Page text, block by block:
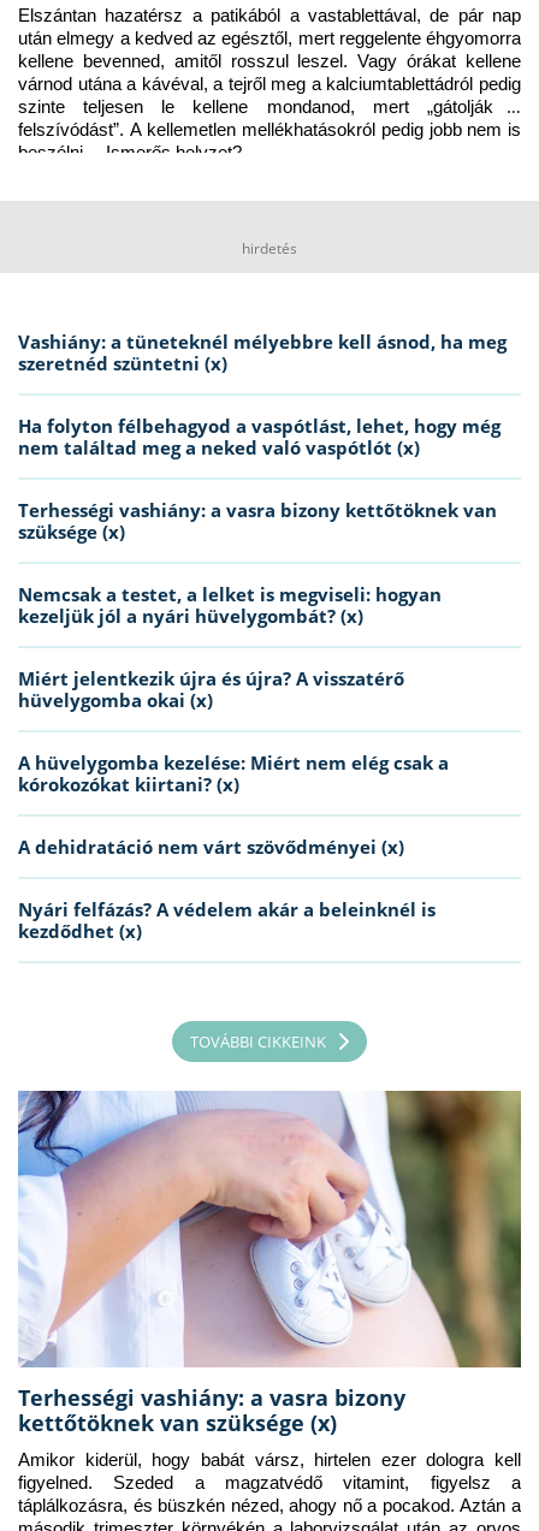
Elszántan hazatérsz a patikából a vastablettával, de pár nap
után elmegy a kedved az egésztől, mert reggelente éhgyomorra
kellene bevenned, amitől rosszul leszel. Vagy órákat kellene
várnod utána a kávéval, a tejről meg a kalciumtablettádról pedig
szinte teljesen le kellene mondanod, mert „gátolják a
felszívódást”. A kellemetlen mellékhatásokról pedig jobb nem is
beszélni… Ismerős helyzet?
hirdetés
Vashiány: a tüneteknél mélyebbre kell ásnod, ha meg
szeretnéd szüntetni (x)
Ha folyton félbehagyod a vaspótlást, lehet, hogy még
nem találtad meg a neked való vaspótlót (x)
Terhességi vashiány: a vasra bizony kettőtöknek van
szüksége (x)
Nemcsak a testet, a lelket is megviseli: hogyan
kezeljük jól a nyári hüvelygombát? (x)
Miért jelentkezik újra és újra? A visszatérő
hüvelygomba okai (x)
A hüvelygomba kezelése: Miért nem elég csak a
kórokozókat kiirtani? (x)
A dehidratáció nem várt szövődményei (x)
Nyári felfázás? A védelem akár a beleinknél is
kezdődhet (x)
TOVÁBBI CIKKEINK
Terhességi vashiány: a vasra bizony
kettőtöknek van szüksége (x)
Amikor kiderül, hogy babát vársz, hirtelen ezer dologra kell
figyelned. Szeded a magzatvédő vitamint, figyelsz a
táplálkozásra, és büszkén nézed, ahogy nő a pocakod. Aztán a